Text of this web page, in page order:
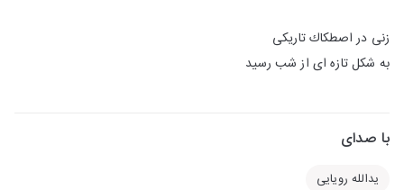
زنی در اصطكاك تاریكی
به شكل تازه ای از شب رسید
با صدای
یدالله رویایی